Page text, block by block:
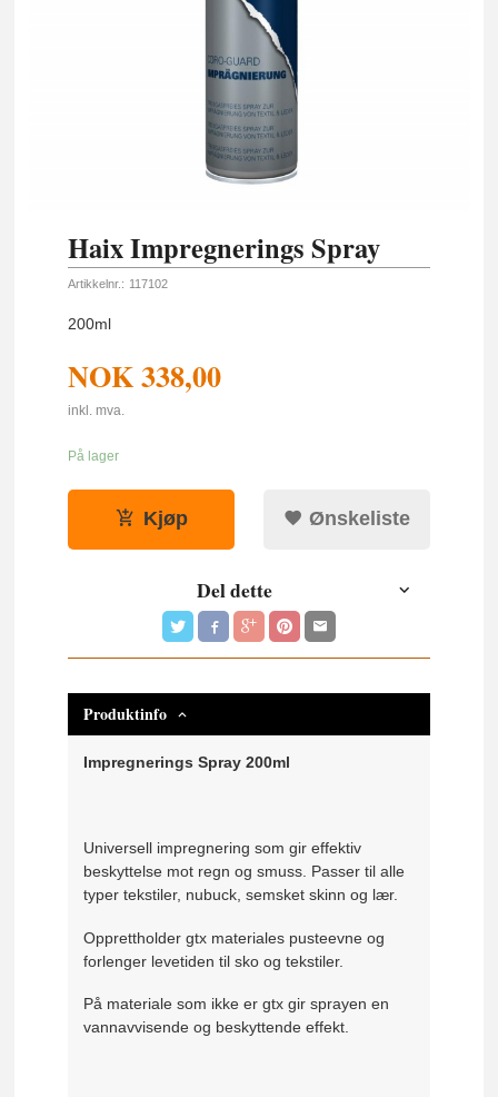
Haix Impregnerings Spray
Artikkelnr.: 117102
200ml
NOK338,00
inkl. mva.
På lager
Kjøp Ønskeliste
Del dette
Produktinfo
Impregnerings Spray 200ml
Universell impregnering som gir effektiv
beskyttelse mot regn og smuss. Passer til alle
typer tekstiler, nubuck, semsket skinn og lær.
Opprettholder gtx materiales pusteevne og
forlenger levetiden til sko og tekstiler.
På materiale som ikke er gtx gir sprayen en
vannavvisende og beskyttende effekt.